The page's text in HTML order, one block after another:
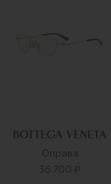
Оправа
36 700 ₽